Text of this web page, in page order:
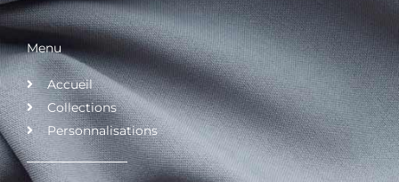
Menu
Accueil
Collections
Personnalisations